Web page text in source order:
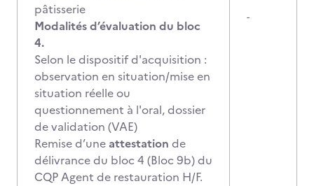
pâtisserie
Modalités d’évaluation du bloc
4.
Selon le dispositif d'acquisition :
observation en situation/mise en
situation réelle ou
questionnement à l'oral, dossier
de validation (VAE)
Remise d’une attestation de
délivrance du bloc 4 (Bloc 9b) du
CQP Agent de restauration H/F.
-